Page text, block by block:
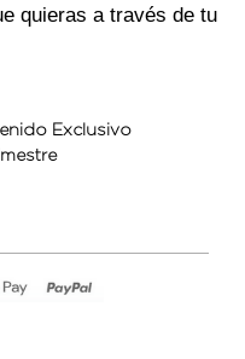
quieras a través de tu
Exclusivo